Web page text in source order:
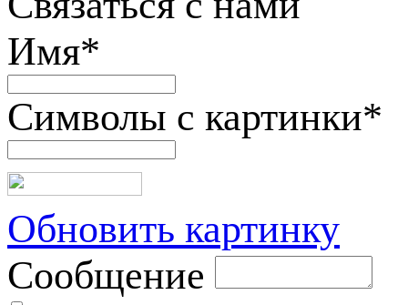
Имя*
Символы с картинки*
Обновить картинку
Сообщение